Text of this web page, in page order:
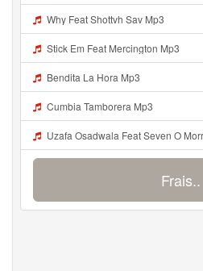
Why Feat Shottvh Sav Mp3
Stick Em Feat Mercington Mp3
Bendita La Hora Mp3
Cumbia Tamborera Mp3
Uzafa Osadwala Feat Seven O
Frais..